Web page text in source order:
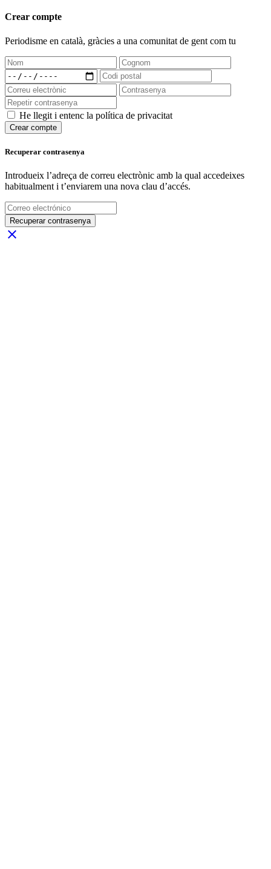
Crear compte
Periodisme en català, gràcies a una comunitat de gent com tu
He llegit i entenc la política de privacitat
Crear compte
Recuperar contrasenya
Introdueix l’adreça de correu electrònic amb la qual accedeixes
habitualment i t’enviarem una nova clau d’accés.
Recuperar contrasenya
close